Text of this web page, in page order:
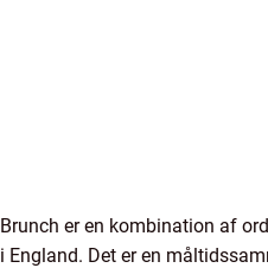
Brunch er en kombination af
i England. Det er en